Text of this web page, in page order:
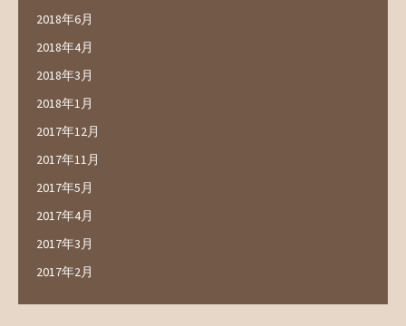
2018年6月
2018年4月
2018年3月
2018年1月
2017年12月
2017年11月
2017年5月
2017年4月
2017年3月
2017年2月